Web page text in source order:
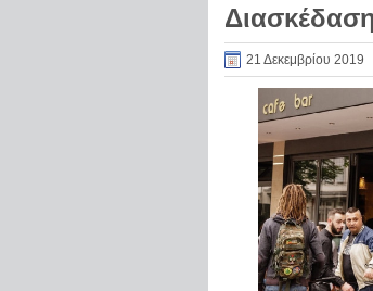
21 Δεκεμβρίου 2019